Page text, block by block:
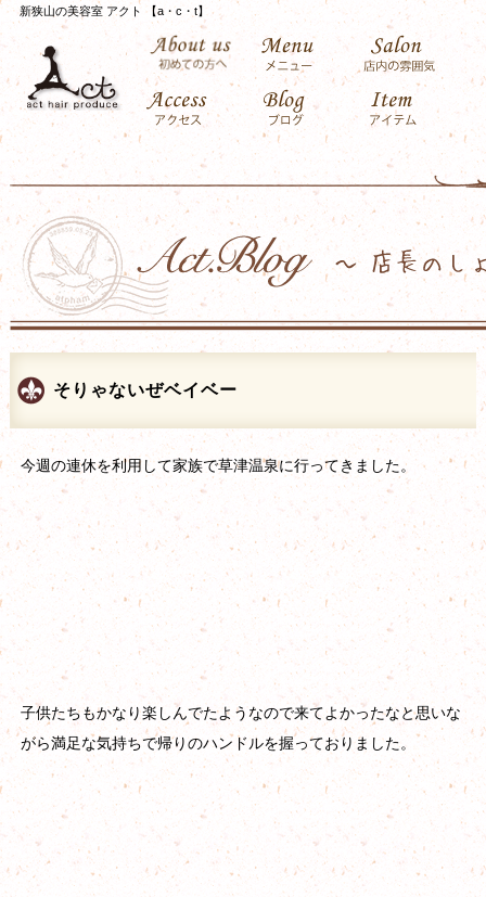
新狭山の美容室 アクト 【a・c・t】
そりゃないぜベイベー
今週の連休を利用して家族で草津温泉に行ってきました。
子供たちもかなり楽しんでたようなので来てよかったなと思いな
がら満足な気持ちで帰りのハンドルを握っておりました。